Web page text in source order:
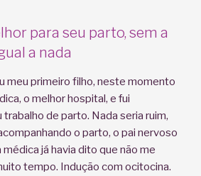
para seu parto, sem a
a nada
meu primeiro filho, neste momento
o melhor hospital, e fui
trabalho de parto. Nada seria ruim,
o parto, o pai nervoso
médica já havia dito que não me
tempo. Indução com ocitocina.